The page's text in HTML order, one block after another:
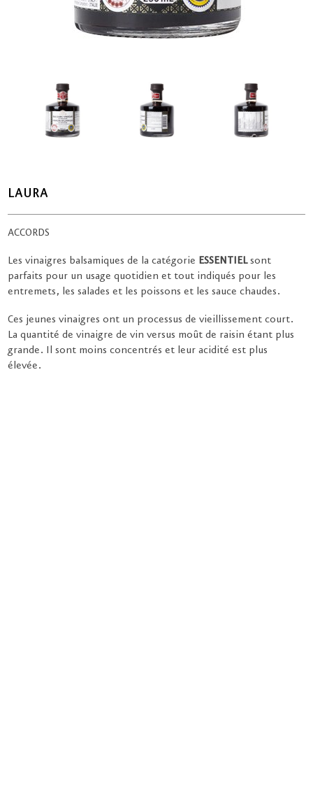
LAURA
ACCORDS
Les vinaigres balsamiques de la catégorie ESSENTIELsont
parfaits pour un usage quotidien et tout indiqués pour les
entremets, les salades et les poissons et les sauce chaudes.
Ces jeunes vinaigres ont un processus de vieillissement court.
La quantité de vinaigre de vin versus moût de raisin étant plus
grande. Il sont moins concentrés et leur acidité est plus
élevée.